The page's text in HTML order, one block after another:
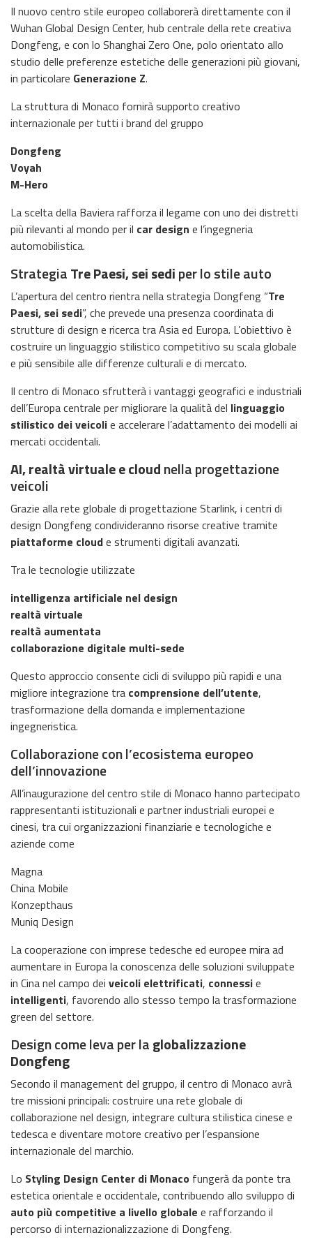
Il nuovo centro stile europeo collaborerà direttamente con il
Wuhan Global Design Center, hub centrale della rete creativa
Dongfeng, e con lo Shanghai Zero One, polo orientato allo
studio delle preferenze estetiche delle generazioni più giovani,
in particolare Generazione Z.
La struttura di Monaco fornirà supporto creativo
internazionale per tutti i brand del gruppo
Dongfeng
Voyah
M-Hero
La scelta della Baviera rafforza il legame con uno dei distretti
più rilevanti al mondo per il car design e l’ingegneria
automobilistica.
StrategiaTre Paesi, sei sediper lo stile auto
L’apertura del centro rientra nella strategia Dongfeng “Tre
Paesi, sei sedi”, che prevede una presenza coordinata di
strutture di design e ricerca tra Asia ed Europa. L’obiettivo è
costruire un linguaggio stilistico competitivo su scala globale
e più sensibile alle differenze culturali e di mercato.
Il centro di Monaco sfrutterà i vantaggi geografici e industriali
dell’Europa centrale per migliorare la qualità del linguaggio
stilistico dei veicolie accelerare l’adattamento dei modelli ai
mercati occidentali.
AI, realtà virtuale e cloudnella progettazione
veicoli
Grazie alla rete globale di progettazione Starlink, i centri di
design Dongfeng condivideranno risorse creative tramite
piattaforme cloude strumenti digitali avanzati.
Tra le tecnologie utilizzate
intelligenza artificiale nel design
realtà virtuale
realtà aumentata
collaborazione digitale multi-sede
Questo approccio consente cicli di sviluppo più rapidi e una
migliore integrazione tra comprensione dell’utente,
trasformazione della domanda e implementazione
ingegneristica.
Collaborazione con l’ecosistema europeo
dell’innovazione
All’inaugurazione del centro stile di Monaco hanno partecipato
rappresentanti istituzionali e partner industriali europei e
cinesi, tra cui organizzazioni finanziarie e tecnologiche e
aziende come
Magna
China Mobile
Konzepthaus
Muniq Design
La cooperazione con imprese tedesche ed europee mira ad
aumentare in Europa la conoscenza delle soluzioni sviluppate
in Cina nel campo dei veicoli elettrificati, connessie
intelligenti, favorendo allo stesso tempo la trasformazione
green del settore.
Design come leva per laglobalizzazione
Dongfeng
Secondo il management del gruppo, il centro di Monaco avrà
tre missioni principali: costruire una rete globale di
collaborazione nel design, integrare cultura stilistica cinese e
tedesca e diventare motore creativo per l’espansione
internazionale del marchio.
Lo Styling Design Center di Monaco fungerà da ponte tra
estetica orientale e occidentale, contribuendo allo sviluppo di
auto più competitive a livello globale e rafforzando il
percorso di internazionalizzazione di Dongfeng.